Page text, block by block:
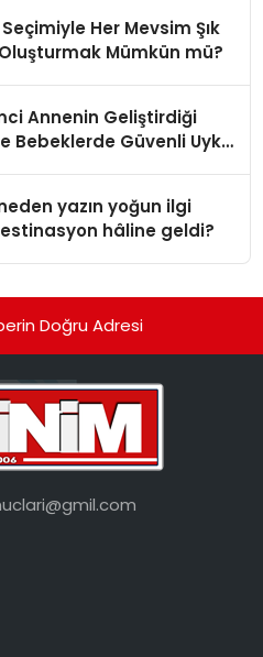
Her Mevsim Şık
Mümkün mü?
Annenin Geliştirdiği
Bebeklerde Güvenli Uyku
yazın yoğun ilgi
hâline geldi?
Doğru Adresi